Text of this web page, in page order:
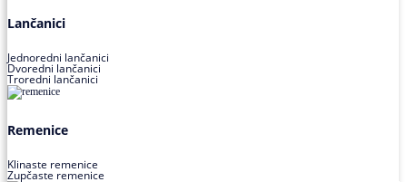
Lančanici
Jednoredni lančanici
Dvoredni lančanici
Troredni lančanici
Remenice
Klinaste remenice
Zupčaste remenice